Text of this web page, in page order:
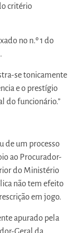
critério
no n.º 1 do
se tonicamente
e o prestígio
do funcionário.”
de um processo
ao Procurador-
do Ministério
não tem efeito
em jogo.
apurado pela